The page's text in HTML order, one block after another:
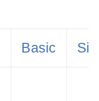
Basic